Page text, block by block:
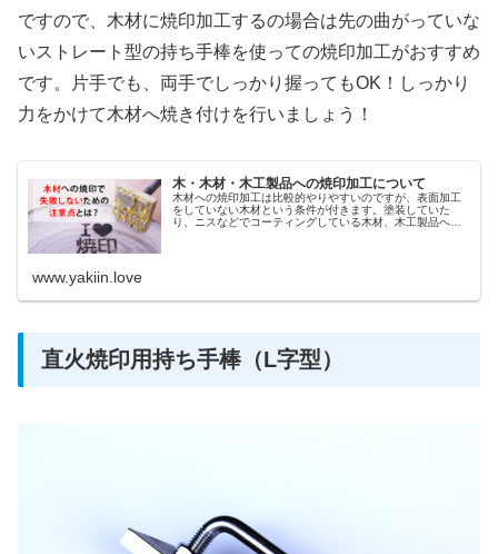
ですので、木材に焼印加工するの場合は先の曲がっていな
いストレート型の持ち手棒を使っての焼印加工がおすすめ
です。片手でも、両手でしっかり握ってもOK！しっかり
力をかけて木材へ焼き付けを行いましょう！
木・木材・木工製品への焼印加工について
木材への焼印加工は比較的やりやすいのですが、表面加工
をしていない木材という条件が付きます。塗装していた
り、ニスなどでコーティングしている木材、木工製品への
www.yakiin.love
直火焼印用持ち手棒（L字型）